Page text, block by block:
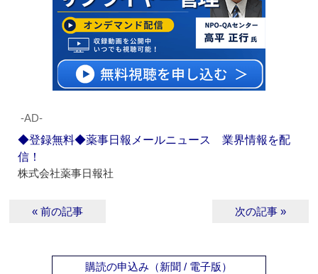
‐AD‐
◆登録無料◆薬事日報メールニュース 業界情報を配
信！
株式会社薬事日報社
« 前の記事 次の記事 »
購読の申込み（新聞 / 電子版）